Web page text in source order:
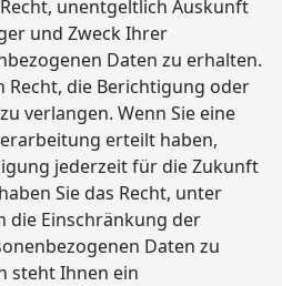
unentgeltlich Auskunft
und Zweck Ihrer
Daten zu erhalten.
Recht, die Berichtigung oder
verlangen. Wenn Sie eine
erteilt haben,
jederzeit für die Zukunft
Sie das Recht, unter
die Einschränkung der
Daten zu
steht Ihnen ein